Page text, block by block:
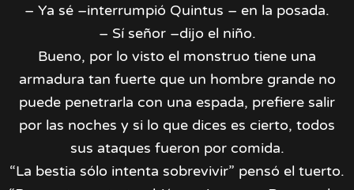
– Ya sé –interrumpió Quintus – en la posada.
– Sí señor –dijo el niño.
Bueno, por lo visto el monstruo tiene una
armadura tan fuerte que un hombre grande no
puede penetrarla con una espada, prefiere salir
por las noches y si lo que dices es cierto, todos
sus ataques fueron por comida.
“La bestia sólo intenta sobrevivir” pensó el tuerto.